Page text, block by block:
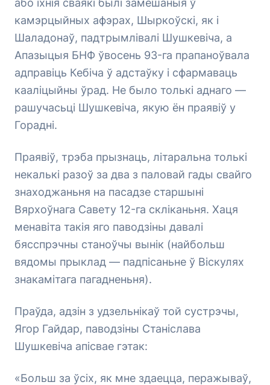
або іхнія сваякі былі замешаныя ў
камэрцыйных афэрах, Шыркоўскі, як і
Шаладонаў, падтрымлівалі Шушкевіча, а
Апазыцыя БНФ ўвосень 93-га прапаноўвала
адправіць Кебіча ў адстаўку і сфармаваць
кааліцыйны ўрад. Не было толькі аднаго —
рашучасьці Шушкевіча, якую ён праявіў у
Горадні.
Праявіў, трэба прызнаць, літаральна толькі
некалькі разоў за два з паловай гады свайго
знаходжаньня на пасадзе старшыні
Вярхоўнага Савету 12-га скліканьня. Хаця
менавіта такія яго паводзіны давалі
бясспрэчны станоўчы вынік (найбольш
вядомы прыклад — падпісаньне ў Віскулях
знакамітага пагадненьня).
Праўда, адзін з удзельнікаў той сустрэчы,
Ягор Гайдар, паводзіны Станіслава
Шушкевіча апісвае гэтак:
«Больш за ўсіх, як мне здаецца, перажываў,